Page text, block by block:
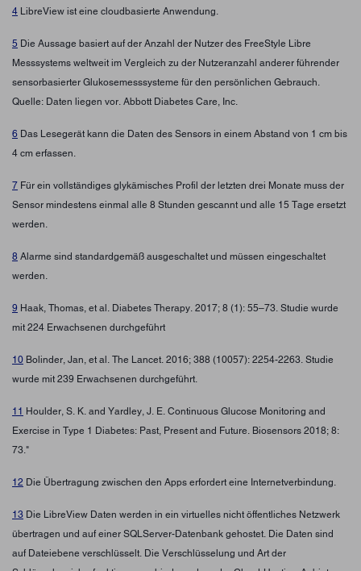
4 LibreView ist eine cloudbasierte Anwendung.
5 Die Aussage basiert auf der Anzahl der Nutzer des FreeStyle Libre
Messsystems weltweit im Vergleich zu der Nutzeranzahl anderer führender
sensorbasierter Glukosemesssysteme für den persönlichen Gebrauch.
Quelle: Daten liegen vor. Abbott Diabetes Care, Inc.
6 Das Lesegerät kann die Daten des Sensors in einem Abstand von 1 cm bis
4 cm erfassen.
7 Für ein vollständiges glykämisches Profil der letzten drei Monate muss der
Sensor mindestens einmal alle 8 Stunden gescannt und alle 15 Tage ersetzt
werden.
8 Alarme sind standardgemäß ausgeschaltet und müssen eingeschaltet
werden.
9 Haak, Thomas, et al. Diabetes Therapy. 2017; 8 (1): 55–73. Studie wurde
mit 224 Erwachsenen durchgeführt
10 Bolinder, Jan, et al. The Lancet. 2016; 388 (10057): 2254-2263. Studie
wurde mit 239 Erwachsenen durchgeführt.
11 Houlder, S. K. and Yardley, J. E. Continuous Glucose Monitoring and
Exercise in Type 1 Diabetes: Past, Present and Future. Biosensors 2018; 8:
73."
12 Die Übertragung zwischen den Apps erfordert eine Internetverbindung.
13 Die LibreView Daten werden in ein virtuelles nicht öffentliches Netzwerk
übertragen und auf einer SQLServer-Datenbank gehostet. Die Daten sind
auf Dateiebene verschlüsselt. Die Verschlüsselung und Art der